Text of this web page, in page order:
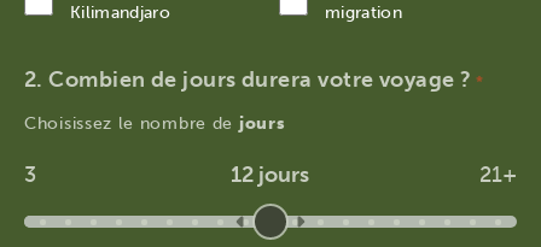
Kilimandjaro
migration
Combien de jours durera votre voyage ? *
Choisissez le nombre de jours
3 21+
12 jours